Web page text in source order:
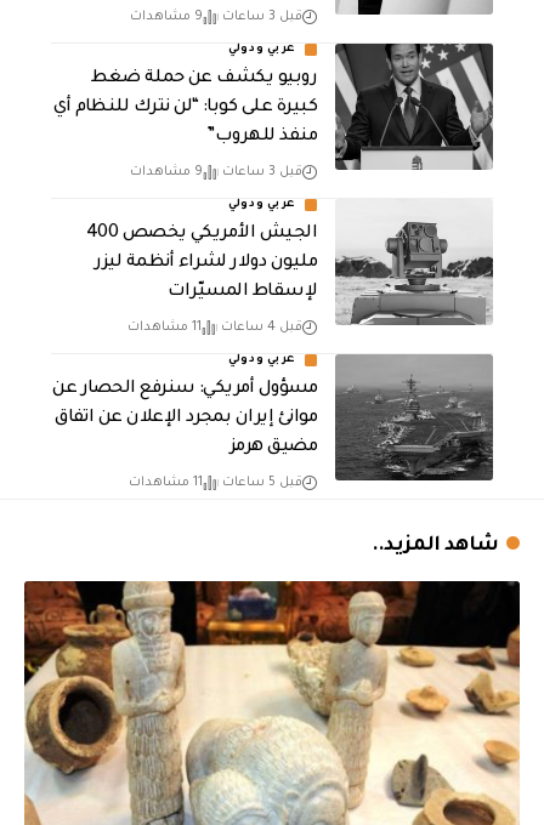
قبل 3 ساعات 9 مشاهدات
عربي ودولي
روبيو يكشف عن حملة ضغط
كبيرة على كوبا: “لن نترك للنظام أي
منفذ للهروب”
قبل 3 ساعات 9 مشاهدات
عربي ودولي
الجيش الأمريكي يخصص 400
مليون دولار لشراء أنظمة ليزر
لإسقاط المسيّرات
قبل 4 ساعات 11 مشاهدات
عربي ودولي
مسؤول أمريكي: سنرفع الحصار عن
موانئ إيران بمجرد الإعلان عن اتفاق
مضيق هرمز
قبل 5 ساعات 11 مشاهدات
شاهد المزيد..